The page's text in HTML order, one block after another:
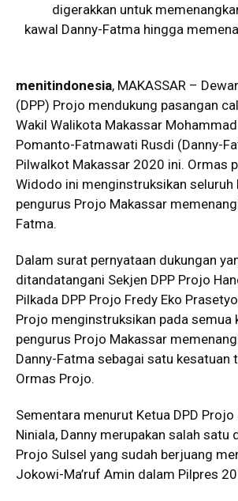
digerakkan untuk
kawal Danny-Fatma hingga
menitindonesia, MAKASSAR –
(DPP) Projo mendukung pasangan
Wakil Walikota Makassar
Pomanto-Fatmawati Rusdi (Danny-
Pilwalkot Makassar 2020 ini. Ormas
Widodo ini menginstruksikan seluruh
pengurus Projo Makassar
Fatma.
Dalam surat pernyataan dukungan
ditandatangani Sekjen DPP Projo
Pilkada DPP Projo Fredy Eko
Projo menginstruksikan pada semua
pengurus Projo Makassar
Danny-Fatma sebagai satu kesatuan
Ormas Projo.
Sementara menurut Ketua DPD Projo
Niniala, Danny merupakan salah satu
Projo Sulsel yang sudah berjuang
Jokowi-Ma’ruf Amin dalam Pilpres